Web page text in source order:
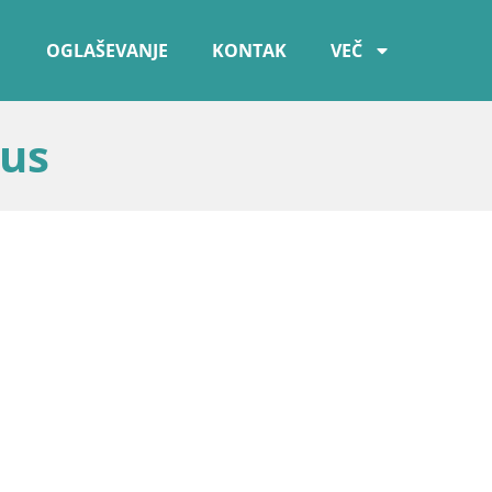
OGLAŠEVANJE KONTAK VEČ